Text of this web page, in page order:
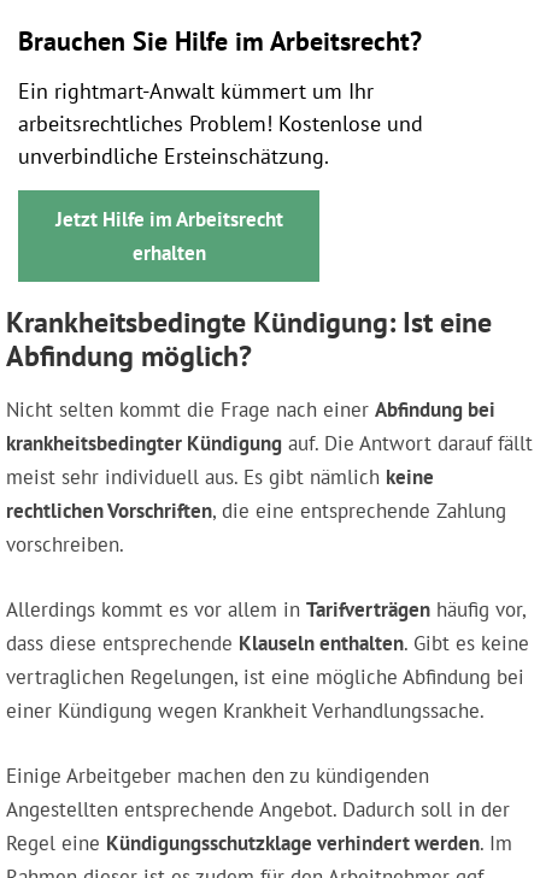
Brauchen Sie Hilfe im Arbeitsrecht?
Ein rightmart-Anwalt kümmert um Ihr
arbeitsrechtliches Problem! Kostenlose und
unverbindliche Ersteinschätzung.
Jetzt Hilfe im Arbeitsrecht
erhalten
Krankheitsbedingte Kündigung: Ist eine
Abfindung möglich?
Nicht selten kommt die Frage nach einer Abfindung bei
krankheitsbedingter Kündigung auf. Die Antwort darauf fällt
meist sehr individuell aus. Es gibt nämlich keine
rechtlichen Vorschriften, die eine entsprechende Zahlung
vorschreiben.
Allerdings kommt es vor allem in Tarifverträgen häufig vor,
dass diese entsprechende Klauseln enthalten. Gibt es keine
vertraglichen Regelungen, ist eine mögliche Abfindung bei
einer Kündigung wegen Krankheit Verhandlungssache.
Einige Arbeitgeber machen den zu kündigenden
Angestellten entsprechende Angebot. Dadurch soll in der
Regel eine Kündigungsschutzklage verhindert werden. Im